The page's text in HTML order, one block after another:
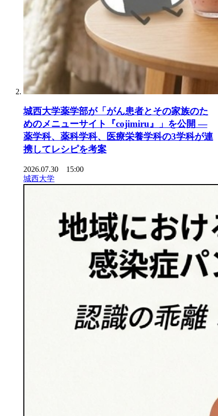
城西大学薬学部が「がん患者とその家族のた
めのメニューサイト『cojimiru』」を公開 ―
薬学科、薬科学科、医療栄養学科の3学科が連
携してレシピを考案
2026.07.30 15:00
城西大学